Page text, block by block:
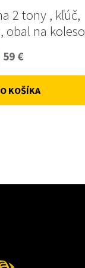
2 tony , kľúč,
obal na koleso
Original
59 €
price
is:
KOŠÍKA